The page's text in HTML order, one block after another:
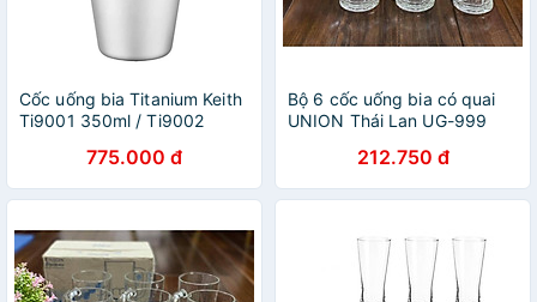
Cốc uống bia Titanium Keith
Ti9001 350ml / Ti9002
775.000 đ
Bộ 6 cốc uống bia có quai
UNION Thái Lan UG-999
212.750 đ